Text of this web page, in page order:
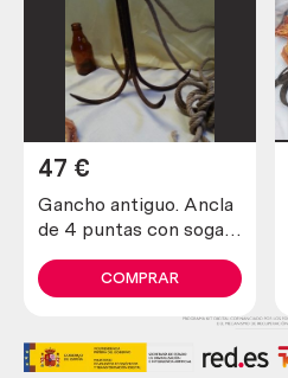
Gancho antiguo. Ancla
de 4 puntas con soga
47 €
COMPRAR